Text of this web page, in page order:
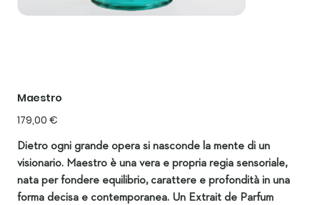
Maestro
Prezzo
179,00 €
Dietro ogni grande opera si nasconde la mente di un
visionario. Maestro è una vera e propria regia sensoriale,
nata per fondere equilibrio, carattere e profondità in una
forma decisa e contemporanea. Un Extrait de Parfum